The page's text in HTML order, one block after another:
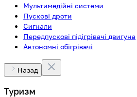
Мультимедійні системи
Пускові дроти
Сигнали
Передпускові підігрівачі двигуна
Автономні обігрівачі
Назад
Туризм